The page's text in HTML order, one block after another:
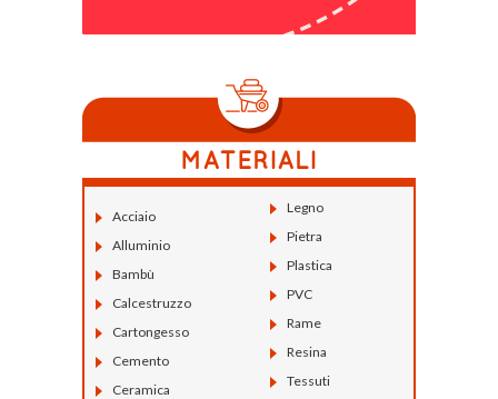
Acciaio
Alluminio
Bambù
Calcestruzzo
Cartongesso
Cemento
Ceramica
Legno
Pietra
Plastica
PVC
Rame
Resina
Tessuti